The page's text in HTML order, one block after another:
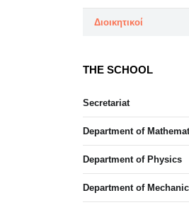
Διοικητικοί
THE SCHOOL
Secretariat
Department of
Department of Physics
Department of